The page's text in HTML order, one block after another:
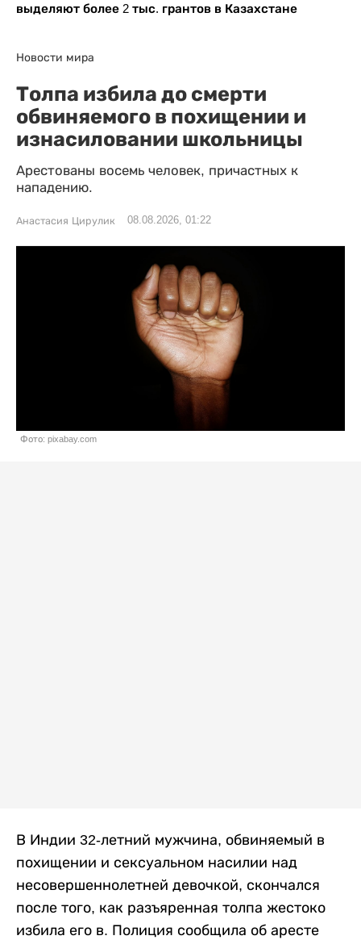
выделяют более 2 тыс. грантов в Казахстане
Новости мира
Толпа избила до смерти
обвиняемого в похищении и
изнасиловании школьницы
Арестованы восемь человек, причастных к
нападению.
Анастасия Цирулик 08.08.2026, 01:22
Фото: pixabay.com
В Индии 32-летний мужчина, обвиняемый в
похищении и сексуальном насилии над
несовершеннолетней девочкой, скончался
после того, как разъяренная толпа жестоко
избила его в. Полиция сообщила об аресте